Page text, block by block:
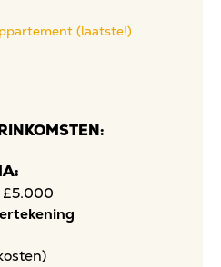
(laatste!)
£5.000